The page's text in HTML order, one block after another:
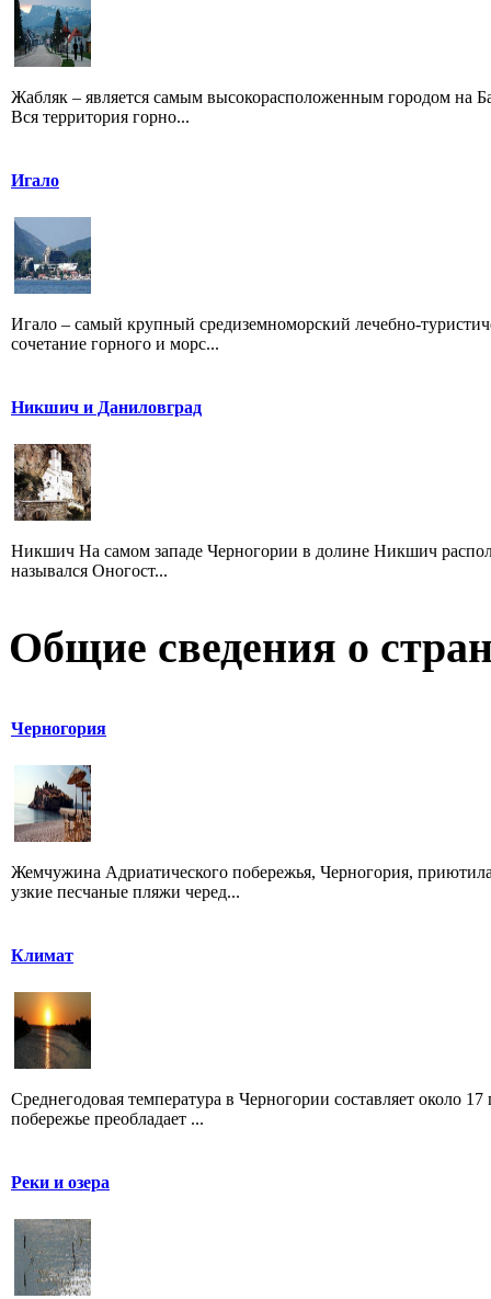
Жабляк – является самым высокорасположенным городом на
Вся территория горно...
Игало
Игало – самый крупный средиземноморский лечебно-
сочетание горного и морс...
Никшич и Даниловград
Никшич На самом западе Черногории в долине Никшич
назывался Оногост...
Общие сведения о
Черногория
Жемчужина Адриатического побережья, Черногория,
узкие песчаные пляжи черед...
Климат
Среднегодовая температура в Черногории составляет около
побережье преобладает ...
Реки и озера